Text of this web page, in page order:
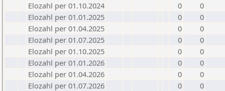
Elozahl per 01.10.2024
0
0
Elozahl per 01.01.2025
0
0
Elozahl per 01.04.2025
0
0
Elozahl per 01.07.2025
0
0
Elozahl per 01.10.2025
0
0
Elozahl per 01.01.2026
0
0
Elozahl per 01.04.2026
0
0
Elozahl per 01.07.2026
0 0